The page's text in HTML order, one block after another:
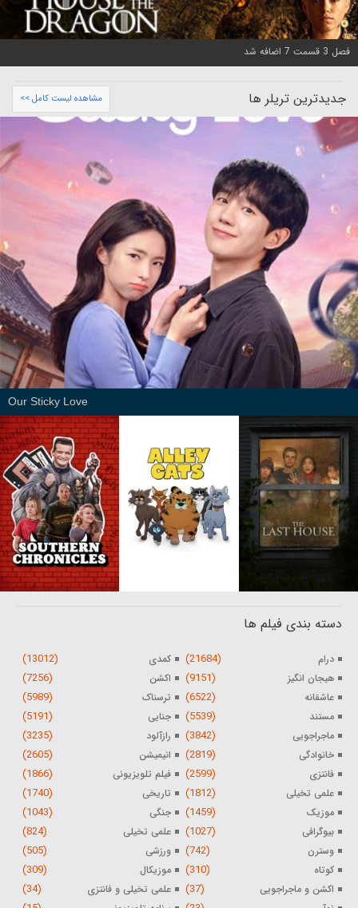
فصل 3 قسمت 7 اضافه شد
جدیدترین تریلر ها مشاهده لیست کامل >>
Our Sticky Love
دسته بندی فیلم ها
درام (21684) کمدی (13012)
هیجان انگیز (9151) اکشن (7256)
عاشقانه (6522) ترسناک (5989)
مستند (5539) جنایی (5191)
ماجراجویی (3842) رازآلود (3235)
خانوادگی (2819) انیمیشن (2605)
فانتزی (2599) فیلم تلویزیونی (1866)
علمی تخیلی (1812) تاریخی (1740)
موزیک (1459) جنگی (1043)
بیوگرافی (1027) علمی تخیلی (824)
وسترن (742) ورزشی (505)
کوتاه (310) موزیکال (309)
اکشن و ماجراجویی (37) علمی تخیلی و فانتزی (34)